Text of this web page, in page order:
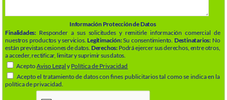
Información Protección de Datos
Finalidades: Responder a sus solicitudes y remitirle información comercial de
nuestros productos y servicios.Legitimación:Su consentimiento. Destinatarios:No
están previstas cesiones de datos. Derechos: Podrá ejercer sus derechos, entre otros,
a acceder, rectificar, limitar y suprimir sus datos.
AceptoAviso Legal y Política de Privacidad
Acepto el tratamiento de datos con fines publicitarios tal como se indica en la
política de privacidad.